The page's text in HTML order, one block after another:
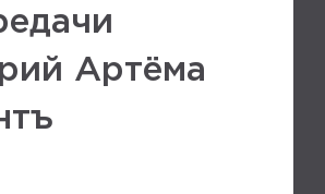
Артёма